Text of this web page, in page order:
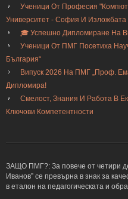
Ученици От Професия
Университет - София И
🎓 Успешно Дипломиране На
Ученици От ПМГ Посетиха
България“
Випуск 2026 На ПМГ „Проф.
Дипломира!
Смелост, Знания И Работа В
Ключови Компетентности
ЗАЩО ПМГ?: За повече от четири
Иванов” се превърна в знак за
в еталон на педагогическата и